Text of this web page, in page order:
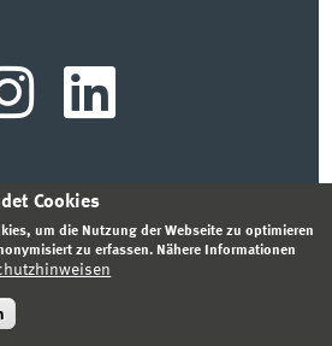
ANMELDEN
IMPRESSUM
Cookies
um die Nutzung der Webseite zu optimieren
zu erfassen. Nähere Informationen